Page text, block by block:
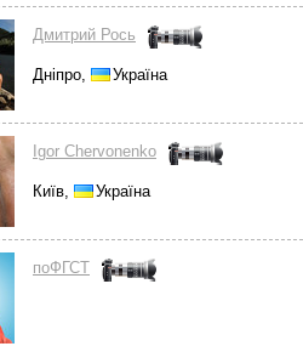
Дмитрий Рось
Дніпро, Україна
Igor Chervonenko
Київ, Україна
поФГСТ